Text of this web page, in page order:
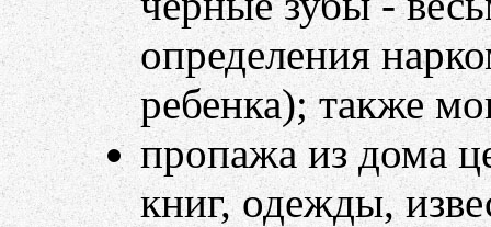
определения
ребенка); также
пропажа из дома
книг, одежды,